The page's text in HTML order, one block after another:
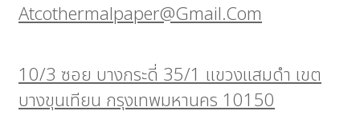
Atcothermalpaper@gmail.com
10/3 ซอย บางกระดี่ 35/1 แขวงแสมดำ เขต
บางขุนเทียน กรุงเทพมหานคร 10150